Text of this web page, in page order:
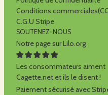
Conditions
C.G.U Stripe
SOUTENEZ-NOUS
Notre page sur Lilo.org
Les consommateurs aiment
Cagette.net et ils le disent !
Paiement sécurisé avec